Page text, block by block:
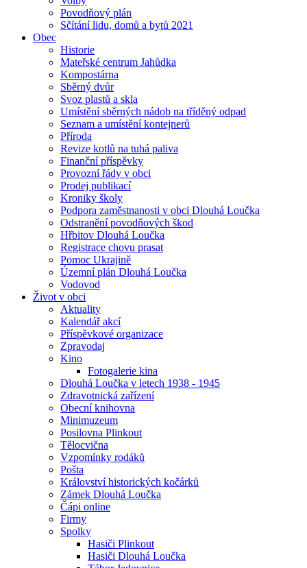
Povodňový plán
Sčítání lidu, domů a bytů 2021
Obec
Historie
Mateřské centrum Jahůdka
Kompostárna
Sběrný dvůr
Svoz plastů a skla
Umístění sběrných nádob na tříděný odpad
Seznam a umístění kontejnerů
Příroda
Revize kotlů na tuhá paliva
Finanční příspěvky
Provozní řády v obci
Prodej publikací
Kroniky školy
Podpora zaměstnanosti v obci Dlouhá Loučka
Odstranění povodňových škod
Hřbitov Dlouhá Loučka
Registrace chovu prasat
Pomoc Ukrajině
Územní plán Dlouhá Loučka
Vodovod
Život v obci
Aktuality
Kalendář akcí
Příspěvkové organizace
Zpravodaj
Kino
Fotogalerie kina
Dlouhá Loučka v letech 1938 - 1945
Zdravotnická zařízení
Obecní knihovna
Minimuzeum
Posilovna Plinkout
Tělocvična
Vzpomínky rodáků
Pošta
Království historických kočárků
Zámek Dlouhá Loučka
Čápi online
Firmy
Spolky
Hasiči Plinkout
Hasiči Dlouhá Loučka